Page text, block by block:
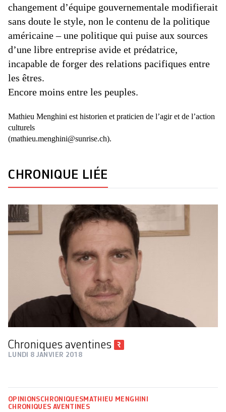
changement d’équipe gouvernementale modifierait
sans doute le style, non le contenu de la politique
américaine – une politique qui puise aux sources
d’une libre entreprise avide et prédatrice,
incapable de forger des relations pacifiques entre
les êtres.
Encore moins entre les peuples.
Mathieu Menghini est historien et praticien de l’agir et de l’action
culturels
(mathieu.menghini@sunrise.ch).
CHRONIQUE LIÉE
Chroniques aventines
LUNDI 8 JANVIER 2018
OPINIONSCHRONIQUES MATHIEU MENGHINI
CHRONIQUES AVENTINES